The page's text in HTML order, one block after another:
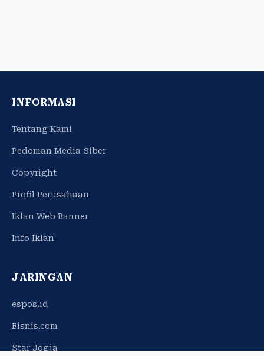
INFORMASI
Tentang Kami
Pedoman Media Siber
Copyright
Profil Perusahaan
Iklan Web Banner
Info Iklan
JARINGAN
espos.id
Bisnis.com
Star Jogja